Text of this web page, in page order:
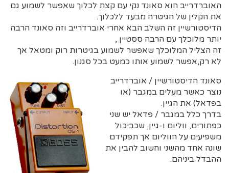
האוברדרייב הוא סאונד נקי עם קצת לכלוך שאפשר לשמוע גם
את הקלין של הגיטרה מבעד ללכלוך.
הדיסטורשיין זה השלב הבא אחרי אוברדרייב וזה סאונד הרבה
יותר מלוכלך עם הרבה ססטיין ,
זה הצליל המלוכלך שאפשר לשמוע בגיטרות רוק ומטאל אך
לא רק,אפשר לשמוע אותו כמעט בכל סגנון.
סאונד הדיסטורשיין / אוברדרייב
נוצר כאשר מעלים במגבר (או
בפדאל) את הגיין.
בדרך כלל במגבר / פדאל יש שני
כפתורים, ווליום ו-גיין, שכביכול
משפיעים על הווליום אך תפקידם
שונה אחד מהשני וחשוב להבין את
ההבדל ביניהם.